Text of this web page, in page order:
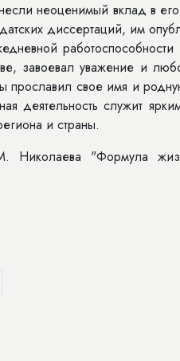
неоценимый вклад в
диссертаций, им
завоевал уважение и
свое имя и
деятельность служит
и страны.
Николаева "Формула